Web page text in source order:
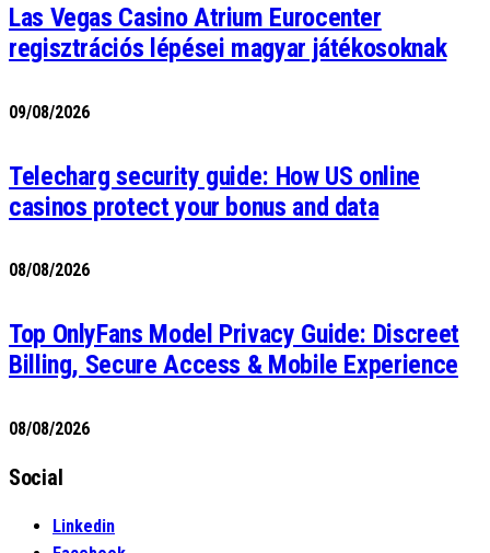
Las Vegas Casino Atrium Eurocenter
regisztrációs lépései magyar játékosoknak
09/08/2026
Telecharg security guide: How US online
casinos protect your bonus and data
08/08/2026
Top OnlyFans Model Privacy Guide: Discreet
Billing, Secure Access & Mobile Experience
08/08/2026
Social
Linkedin